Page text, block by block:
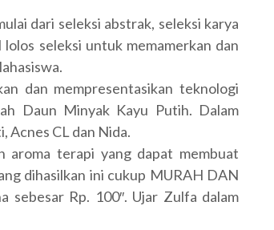
dari seleksi abstrak, seleksi karya
seleksi untuk memamerkan dan
dan mempresentasikan teknologi
Daun Minyak Kayu Putih. Dalam
Acnes CL dan Nida.
aroma terapi yang dapat membuat
dihasilkan ini cukup MURAH DAN
sebesar Rp. 100″. Ujar Zulfa dalam